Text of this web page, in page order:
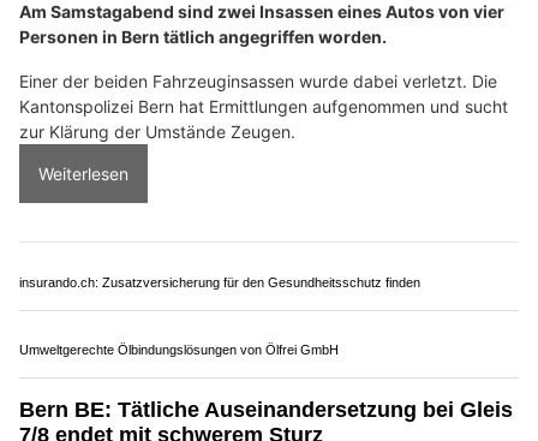
Am Samstagabend sind zwei Insassen eines Autos von vier
Personen in Bern tätlich angegriffen worden.
Einer der beiden Fahrzeuginsassen wurde dabei verletzt. Die
Kantonspolizei Bern hat Ermittlungen aufgenommen und sucht
zur Klärung der Umstände Zeugen.
Weiterlesen